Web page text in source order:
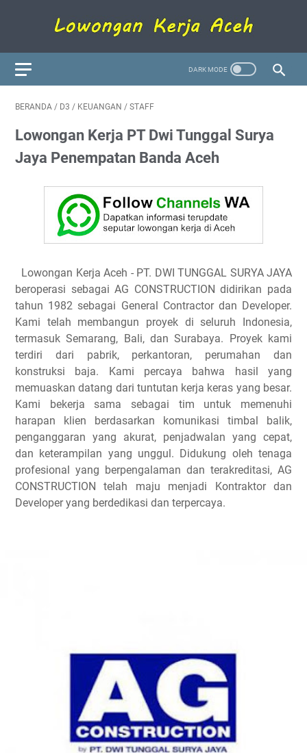
BERANDA / D3 / KEUANGAN / STAFF
Lowongan Kerja PT Dwi Tunggal Surya
Jaya Penempatan Banda Aceh
Lowongan Kerja Aceh - PT. DWI TUNGGAL SURYA JAYA
beroperasi sebagai AG CONSTRUCTION didirikan pada
tahun 1982 sebagai General Contractor dan Developer.
Kami telah membangun proyek di seluruh Indonesia,
termasuk Semarang, Bali, dan Surabaya. Proyek kami
terdiri dari pabrik, perkantoran, perumahan dan
konstruksi baja. Kami percaya bahwa hasil yang
memuaskan datang dari tuntutan kerja keras yang besar.
Kami bekerja sama sebagai tim untuk memenuhi
harapan klien berdasarkan komunikasi timbal balik,
penganggaran yang akurat, penjadwalan yang cepat,
dan keterampilan yang unggul. Didukung oleh tenaga
profesional yang berpengalaman dan terakreditasi, AG
CONSTRUCTION telah maju menjadi Kontraktor dan
Developer yang berdedikasi dan terpercaya.